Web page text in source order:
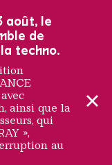
août, le
de
techno.
ainsi que la
qui
»,
au